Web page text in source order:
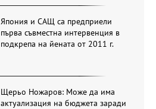
Япония и САЩ са предприели
първа съвместна интервенция в
подкрепа на йената от 2011 г.
Щерьо Ножаров: Може да има
актуализация на бюджета заради